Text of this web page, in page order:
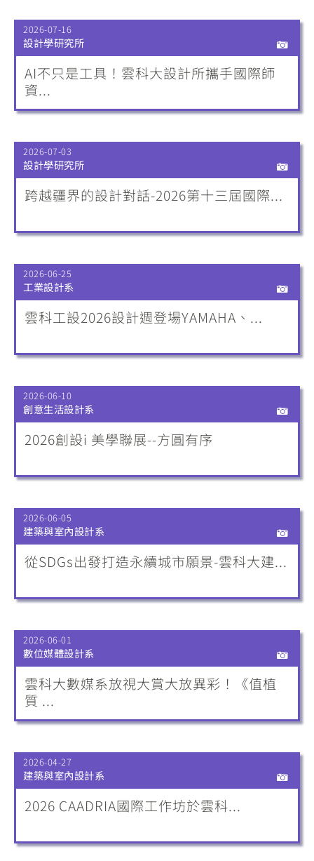
2026-07-16
設計學研究所
AI不只是工具！雲科大設計所攜手國際師
資...
2026-07-03
設計學研究所
跨越疆界的設計對話-2026第十三屆國際...
2026-06-25
工業設計系
雲科工設2026設計週登場YAMAHA、...
2026-06-10
創意生活設計系
2026創設i 美學聯展--方圓有序
2026-06-05
建築與室內設計系
從SDGs出發打造永續城市願景-雲科大建...
2026-06-01
數位媒體設計系
雲科大數媒系放視大賞大放異彩！《值植
質 ...
2026-04-27
建築與室內設計系
2026 CAADRIA國際工作坊於雲科...